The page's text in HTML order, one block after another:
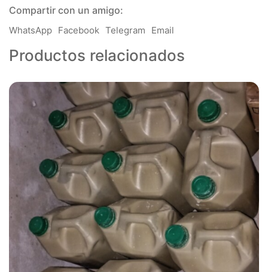
Compartir con un amigo:
WhatsApp Facebook Telegram Email
Productos relacionados